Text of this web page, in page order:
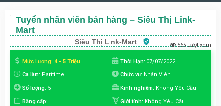
Tuyển nhân viên bán hàng – Siêu Thị Link-
Mart
Siêu Thị Link-Mart 566 Lượt xem
Mức Lương: 4 - 5 Triệu Thời Hạn: 07/07/2022
Ca làm: Parttime Chức vụ: Nhân Viên
Số lượng: 5 Kinh nghiệm: Không Yêu Cầu
Bằng cấp: Giới tính: Không Yêu Cầu